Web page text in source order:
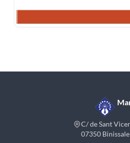
C/ de Sant
07350